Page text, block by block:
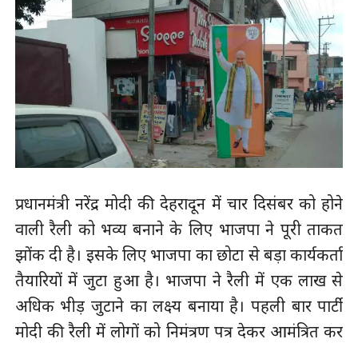
प्रधानमंत्री नरेंद्र मोदी की देहरादून में चार दिसंबर को होने
वाली रैली को भव्य बनाने के लिए भाजपा ने पूरी ताकत
झोंक दी है। इसके लिए भाजपा का छोटा से बड़ा कार्यकर्ता
तैयारियों में जुटा हुआ है। भाजपा ने रैली में एक लाख से
अधिक भीड़ जुटाने का लक्ष्य बनाया है। पहली बार पार्टी
मोदी की रैली में लोगों को निमंत्रण पत्र देकर आमंत्रित कर